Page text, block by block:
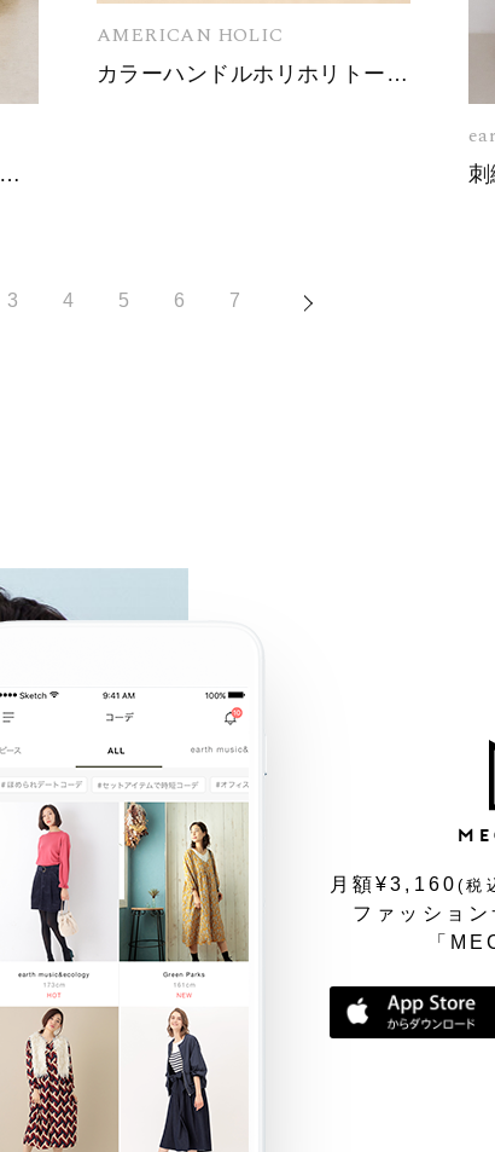
【2点セット】2WAYワンハンドルミニトート+ポーチ
AMERICAN HOLIC
カラーハンドルホリホリトートバッグ
3 4 5 6 7
月額¥3,160(税
ファッショ
「